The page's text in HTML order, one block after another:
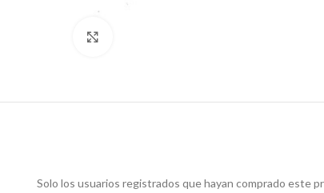
Solo los usuarios registrados que hayan comprado este